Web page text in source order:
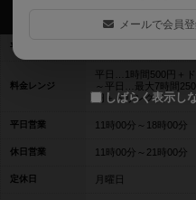
平均予算
料金レンジ
平日…1時間500円＋
～平日…最大7時間
円＋ドリンク代
平日営業 11時00分～18時00分
休日営業 11時00分～21時00分
定休日 月曜日
メールで会員
しばらく表示し